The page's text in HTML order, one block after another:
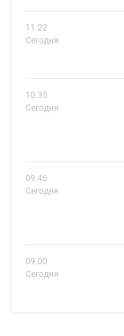
11.22
Сегодня
10.35
Сегодня
09.46
Сегодня
09.00
Сегодня